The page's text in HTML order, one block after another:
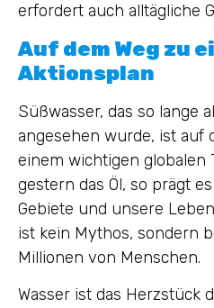
erfordert auch alltägliche
Auf dem Weg zu
Aktionsplan
Süßwasser, das so lange
angesehen wurde, ist auf
einem wichtigen globalen
gestern das Öl, so prägt
Gebiete und unsere
ist kein Mythos, sondern
Millionen von Menschen.
Wasser ist das Herzstück